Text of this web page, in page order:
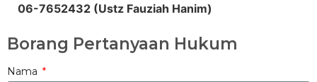
06-7652432 (Ustz Fauziah Hanim)
Borang Pertanyaan Hukum
Nama